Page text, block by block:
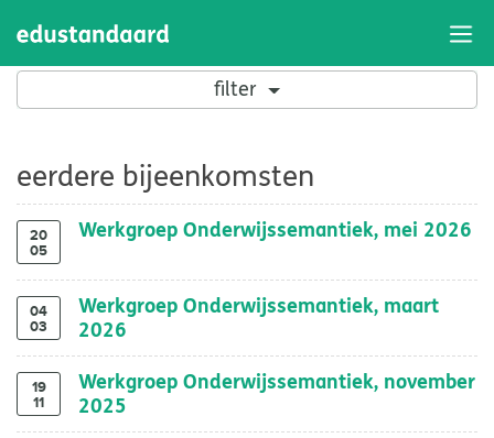
Bijeenkomsten
filter
eerdere bijeenkomsten
20
05
Werkgroep Onderwijssemantiek, mei 2026
04
03
Werkgroep Onderwijssemantiek, maart
2026
19
11
Werkgroep Onderwijssemantiek, november
2025